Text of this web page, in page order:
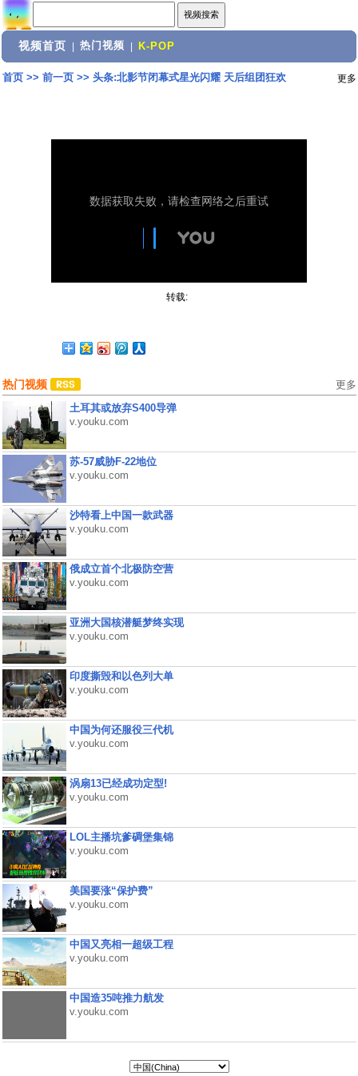
视频首页 热门视频 K-POP
首页>> 前一页>> 头条:北影节闭幕式星光闪耀 天后组团狂欢 更多
转载:
热门视频 更多
土耳其或放弃S400导弹
v.youku.com
苏-57威胁F-22地位
v.youku.com
沙特看上中国一款武器
v.youku.com
俄成立首个北极防空营
v.youku.com
亚洲大国核潜艇梦终实现
v.youku.com
印度撕毁和以色列大单
v.youku.com
中国为何还服役三代机
v.youku.com
涡扇13已经成功定型!
v.youku.com
LOL主播坑爹碉堡集锦
v.youku.com
美国要涨“保护费”
v.youku.com
中国又亮相一超级工程
v.youku.com
中国造35吨推力航发
v.youku.com